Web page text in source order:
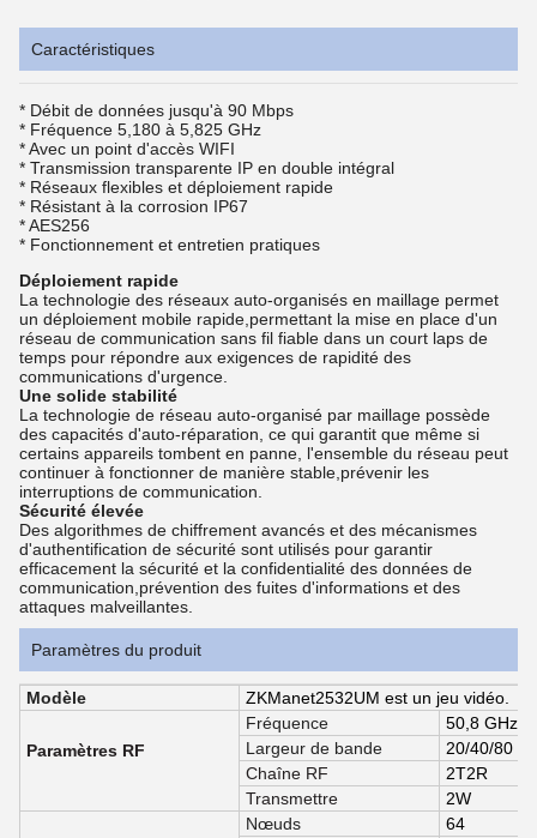
Caractéristiques
* Débit de données jusqu'à 90 Mbps
* Fréquence 5,180 à 5,825 GHz
* Avec un point d'accès WIFI
* Transmission transparente IP en double intégral
* Réseaux flexibles et déploiement rapide
* Résistant à la corrosion IP67
* AES256
* Fonctionnement et entretien pratiques
Déploiement rapide
La technologie des réseaux auto-organisés en maillage permet
un déploiement mobile rapide,permettant la mise en place d'un
réseau de communication sans fil fiable dans un court laps de
temps pour répondre aux exigences de rapidité des
communications d'urgence.
Une solide stabilité
La technologie de réseau auto-organisé par maillage possède
des capacités d'auto-réparation, ce qui garantit que même si
certains appareils tombent en panne, l'ensemble du réseau peut
continuer à fonctionner de manière stable,prévenir les
interruptions de communication.
Sécurité élevée
Des algorithmes de chiffrement avancés et des mécanismes
d'authentification de sécurité sont utilisés pour garantir
efficacement la sécurité et la confidentialité des données de
communication,prévention des fuites d'informations et des
attaques malveillantes.
Paramètres du produit
Modèle ZKManet2532UM est un jeu vidéo.
Paramètres RF
Fréquence
50,8 GHz
Largeur de bande
20/40/80
Chaîne RF
2T2R
Transmettre
2W
Nœuds
64